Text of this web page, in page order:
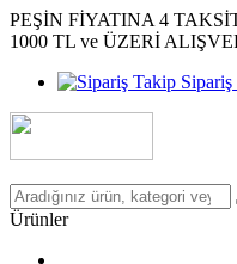
PEŞİN FİYATINA 4
1000 TL ve ÜZERİ
Ürünler